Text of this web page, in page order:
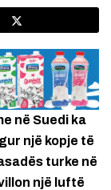
në Suedi ka
një kopje të
turke në
një luftë